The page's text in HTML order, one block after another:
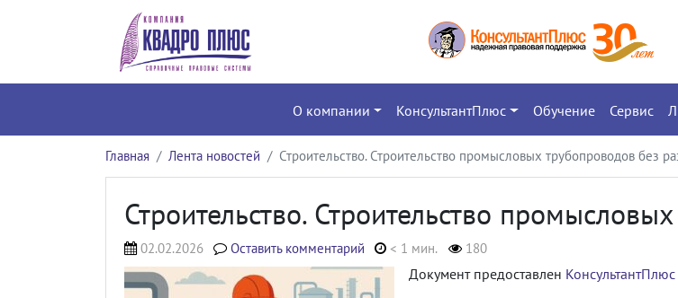
О компании КонсультантПлюс Обучение Сервис
Главная Лента новостей Строительство. Строительство промысловых трубопроводов без
Строительство. Строительство
02.02.2026 Оставить комментарий < 1 мин. 180
Документ предоставлен КонсультантПлюс